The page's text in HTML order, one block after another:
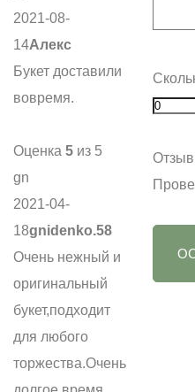
2021-08-
14Алекс
Букет доставили
вовремя.
Оценка 5 из 5
gn
2021-04-
18gnidenko.58
Очень нежный и
оригинальный
букет,подходит
для любого
торжества.Очень
Отзыв